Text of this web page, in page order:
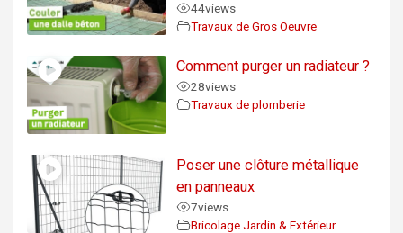
44views
Travaux de Gros Oeuvre
Comment purger un radiateur ?
28views
Travaux de plomberie
Poser une clôture métallique
en panneaux
7views
Bricolage Jardin & Extérieur